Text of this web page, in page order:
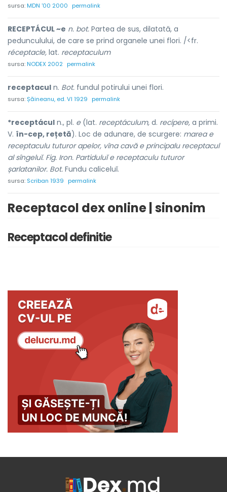
sursa:MDN '00 2000 permalink
RECEPTÁCUL ~e n. bot. Partea de sus, dilatată, a
pedunculului, de care se prind organele unei flori. /<fr.
réceptacle, lat. receptaculum
sursa:NODEX 2002 permalink
receptacul n. Bot. fundul potirului unei flori.
sursa:Șăineanu, ed. VI 1929 permalink
*receptácul n., pl. e(lat. receptáculum, d. recípere, a primi.
V. în-cep, rețetă). Loc de adunare, de scurgere: marea e
receptaculu tuturor apelor, vîna cavă e principalu receptacul
al sîngeluĭ. Fig. Iron. Partiduluĭ e receptaculu tuturor
șarlatanilor. Bot. Fundu caliceluĭ.
sursa: Scriban 1939 permalink
Receptacol dex online | sinonim
Receptacol definitie